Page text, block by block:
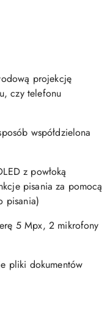
projekcję
czy telefonu
współdzielona
z powłoką
pisania za pomocą
pisania)
5 Mpx, 2 mikrofony
pliki dokumentów